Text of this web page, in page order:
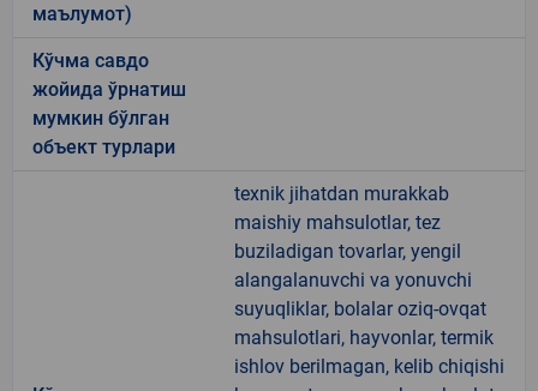
маълумот)
Кўчма савдо
жойида ўрнатиш
мумкин бўлган
объект турлари
texnik jihatdan murakkab
maishiy mahsulotlar, tez
buziladigan tovarlar, yengil
alangalanuvchi va yonuvchi
suyuqliklar, bolalar oziq-ovqat
mahsulotlari, hayvonlar, termik
ishlov berilmagan, kelib chiqishi